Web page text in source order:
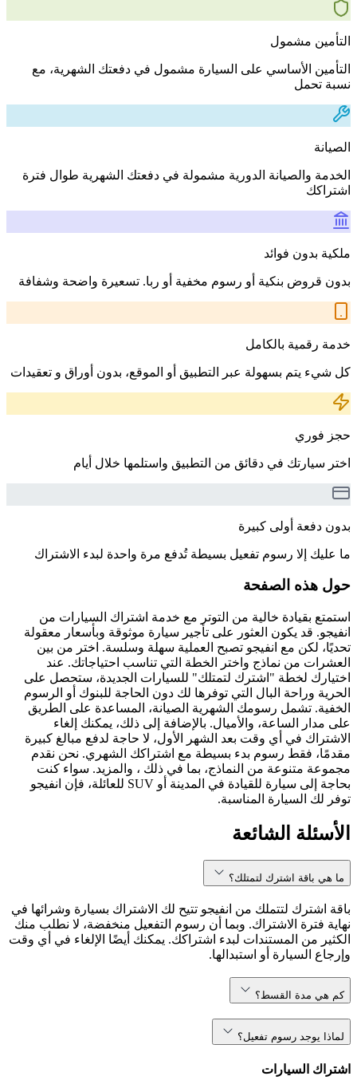
التأمين مشمول
التأمين الأساسي على السيارة مشمول في دفعتك الشهرية، مع
نسبة تحمل
الصيانة
الخدمة والصيانة الدورية مشمولة في دفعتك الشهرية طوال فترة
اشتراكك
ملكية بدون فوائد
بدون قروض بنكية أو رسوم مخفية أو ربا. تسعيرة واضحة وشفافة
خدمة رقمية بالكامل
كل شيء يتم بسهولة عبر التطبيق أو الموقع، بدون أوراق و تعقيدات
حجز فوري
اختر سيارتك في دقائق من التطبيق واستلمها خلال أيام
بدون دفعة أولى كبيرة
ما عليك إلا رسوم تفعيل بسيطة تُدفع مرة واحدة لبدء الاشتراك
حول هذه الصفحة
استمتع بقيادة خالية من التوتر مع خدمة اشتراك السيارات من
انفيجو. قد يكون العثور على تأجير سيارة موثوقة وبأسعار معقولة
تحديًا، لكن مع انفيجو تصبح العملية سهلة وسلسة. اختر من بين
العشرات من نماذج واختر الخطة التي تناسب احتياجاتك. عند
اختيارك لخطة "اشترك لتمتلك" للسيارات الجديدة، ستحصل على
الحرية وراحة البال التي توفرها لك دون الحاجة للبنوك أو الرسوم
الخفية. تشمل رسومك الشهرية الصيانة، المساعدة على الطريق
على مدار الساعة، والأميال. بالإضافة إلى ذلك، يمكنك إلغاء
الاشتراك في أي وقت بعد الشهر الأول، لا حاجة لدفع مبالغ كبيرة
مقدمًا، فقط رسوم بدء بسيطة مع اشتراكك الشهري. نحن نقدم
مجموعة متنوعة من النماذج، بما في ذلك ، والمزيد. سواء كنت
بحاجة إلى سيارة للقيادة في المدينة أو SUV للعائلة، فإن انفيجو
توفر لك السيارة المناسبة.
الأسئلة الشائعة
ما هي باقة اشترك لتمتلك؟
باقة اشترك لتتملك من انفيجو تتيح لك الاشتراك بسيارة وشرائها في
نهاية فترة الاشتراك. وبما أن رسوم التفعيل منخفضة، لا نطلب منك
الكثير من المستندات لبدء اشتراكك. يمكنك أيضًا الإلغاء في أي وقت
وإرجاع السيارة أو استبدالها.
كم هي مدة القسط؟
لماذا يوجد رسوم تفعيل؟
اشتراك السيارات